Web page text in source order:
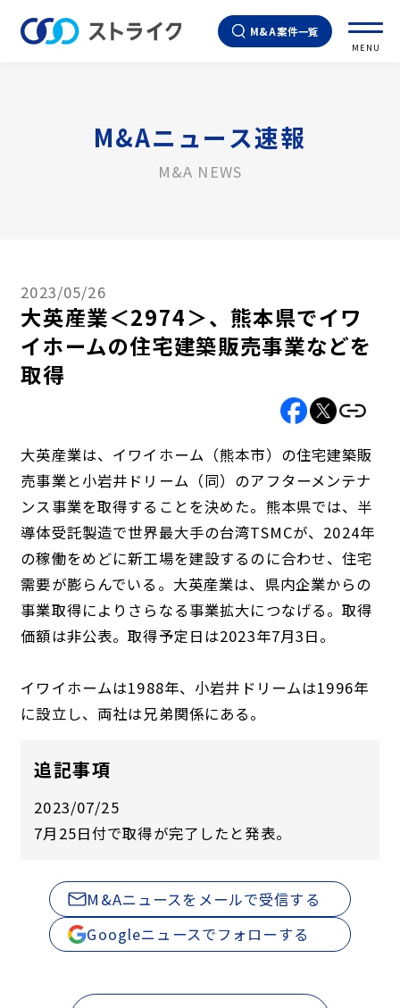
M&A案件一覧
MENU
M&Aニュース速報
M&A NEWS
2023/05/26
大英産業＜2974＞、熊本県でイワ
イホームの住宅建築販売事業などを
取得
大英産業は、イワイホーム（熊本市）の住宅建築販
売事業と小岩井ドリーム（同）のアフターメンテナ
ンス事業を取得することを決めた。熊本県では、半
導体受託製造で世界最大手の台湾TSMCが、2024年
の稼働をめどに新工場を建設するのに合わせ、住宅
需要が膨らんでいる。大英産業は、県内企業からの
事業取得によりさらなる事業拡大につなげる。取得
価額は非公表。取得予定日は2023年7月3日。
イワイホームは1988年、小岩井ドリームは1996年
に設立し、両社は兄弟関係にある。
追記事項
2023/07/25
7月25日付で取得が完了したと発表。
M&Aニュースをメールで受信する
Googleニュースでフォローする